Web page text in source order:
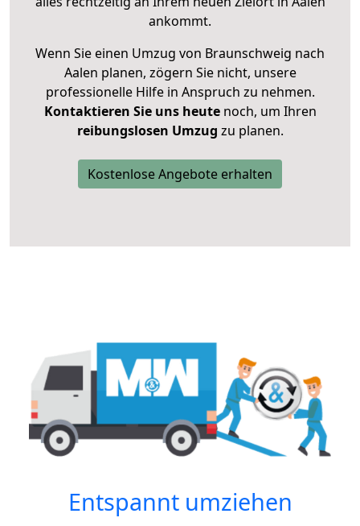
ankommt.
Wenn Sie einen Umzug von Braunschweig nach
Aalen planen, zögern Sie nicht, unsere
professionelle Hilfe in Anspruch zu nehmen.
Kontaktieren Sie uns heutenoch, um Ihren
reibungslosen Umzug zu planen.
Kostenlose Angebote erhalten
Entspannt umziehen